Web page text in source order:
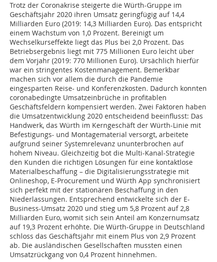
Trotz der Coronakrise steigerte die Würth-Gruppe im
Geschäftsjahr 2020 ihren Umsatz geringfügig auf 14,4
Milliarden Euro (2019: 14,3 Milliarden Euro). Das entspricht
einem Wachstum von 1,0 Prozent. Bereinigt um
Wechselkurseffekte liegt das Plus bei 2,0 Prozent. Das
Betriebsergebnis liegt mit 775 Millionen Euro leicht über
dem Vorjahr (2019: 770 Millionen Euro). Ursächlich hierfür
war ein stringentes Kostenmanagement. Bemerkbar
machen sich vor allem die durch die Pandemie
eingesparten Reise- und Konferenzkosten. Dadurch konnten
coronabedingte Umsatzeinbrüche in profitablen
Geschäftsfeldern kompensiert werden. Zwei Faktoren haben
die Umsatzentwicklung 2020 entscheidend beeinflusst: Das
Handwerk, das Würth im Kerngeschäft der Würth-Linie mit
Befestigungs- und Montagematerial versorgt, arbeitete
aufgrund seiner Systemrelevanz ununterbrochen auf
hohem Niveau. Gleichzeitig bot die Multi-Kanal-Strategie
den Kunden die richtigen Lösungen für eine kontaktlose
Materialbeschaffung – die Digitalisierungsstrategie mit
Onlineshop, E-Procurement und Würth App synchronisiert
sich perfekt mit der stationären Beschaffung in den
Niederlassungen. Entsprechend entwickelte sich der E-
Business-Umsatz 2020 und stieg um 5,8 Prozent auf 2,8
Milliarden Euro, womit sich sein Anteil am Konzernumsatz
auf 19,3 Prozent erhöhte. Die Würth-Gruppe in Deutschland
schloss das Geschäftsjahr mit einem Plus von 2,9 Prozent
ab. Die ausländischen Gesellschaften mussten einen
Umsatzrückgang von 0,4 Prozent hinnehmen.